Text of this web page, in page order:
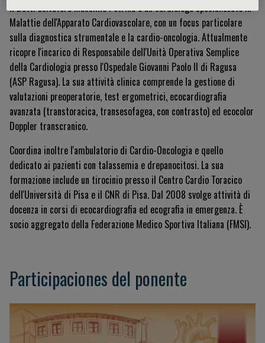
Il Dott. Salvatore Massimo Petrina è un cardiologo specializzato in
Malattie dell'Apparato Cardiovascolare, con un focus particolare
sulla diagnostica strumentale e la cardio-oncologia. Attualmente
ricopre l'incarico di Responsabile dell'Unità Operativa Semplice
della Cardiologia presso l'Ospedale Giovanni Paolo II di Ragusa
(ASP Ragusa). La sua attività clinica comprende la gestione di
valutazioni preoperatorie, test ergometrici, ecocardiografia
avanzata (transtoracica, transesofagea, con contrasto) ed ecocolor
Doppler transcranico.
Coordina inoltre l'ambulatorio di Cardio-Oncologia e quello
dedicato ai pazienti con talassemia e drepanocitosi. La sua
formazione include un tirocinio presso il Centro Cardio Toracico
dell'Università di Pisa e il CNR di Pisa. Dal 2008 svolge attività di
docenza in corsi di ecocardiografia ed ecografia in emergenza. È
socio aggregato della Federazione Medico Sportiva Italiana (FMSI).
Participaciones del ponente